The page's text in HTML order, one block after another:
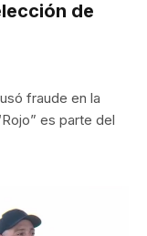
de
fraude en la
es parte del